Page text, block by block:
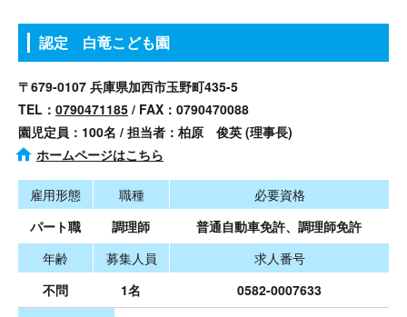
認定 白竜こども園
〒679-0107 兵庫県加西市玉野町435-5
TEL： 0790471185 / FAX：0790470088
園児定員：100名 / 担当者：柏原 俊英 (理事長)
ホームページはこちら
雇用形態 職種
必要資格
パート職
調理師
普通自動車免許、調理師免許
年齢
募集人員
求人番号
不問
1名 0582-0007633